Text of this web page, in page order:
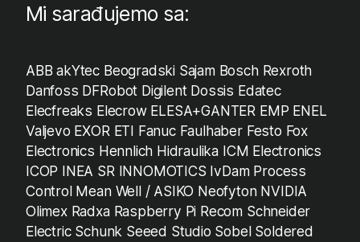
Mi sarađujemo sa:
ABB akYtec Beogradski Sajam Bosch Rexroth
Danfoss DFRobot Digilent Dossis Edatec
Elecfreaks Elecrow ELESA+GANTER EMP ENEL
Valjevo EXOR ETI Fanuc Faulhaber Festo Fox
Electronics Hennlich Hidraulika ICM Electronics
ICOP INEA SR INNOMOTICS IvDam Process
Control Mean Well / ASIKO Neofyton NVIDIA
Olimex Radxa Raspberry Pi Recom Schneider
Electric Schunk Seeed Studio Sobel Soldered